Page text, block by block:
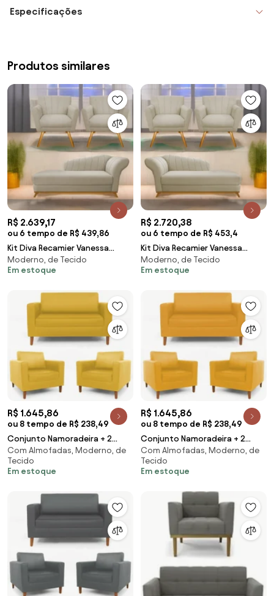
Especificações
Produtos similares
R$ 2.639,17
ou 6 tempo de R$ 439,86
Kit Diva Recamier Vanessa
140cm Lado Esquerdo e 02
Poltronas Laura Suede - ADJ
Moderno, de Tecido
Em estoque
R$ 2.720,38
ou 6 tempo de R$ 453,4
Kit Diva Recamier Vanessa
140cm Lado Direito e 02
Poltronas Laura Linho - ADJ
Moderno, de Tecido
Em estoque
R$ 1.645,86
ou 8 tempo de R$ 238,49
Conjunto Namoradeira + 2
Poltrona Gabriela Suede
Amarelo
Com Almofadas, Moderno, de
Tecido
Em estoque
R$ 1.645,86
ou 8 tempo de R$ 238,49
Conjunto Namoradeira + 2
Poltrona Gabriela Courino
Amarelo
Com Almofadas, Moderno, de
Tecido
Em estoque